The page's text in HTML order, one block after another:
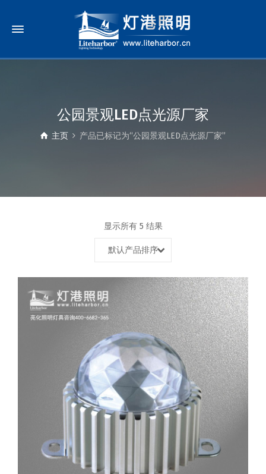
公园景观LED点光源厂家
主页 产品已标记为“公园景观LED点光源厂家”
显示所有 5 结果
默认产品排序